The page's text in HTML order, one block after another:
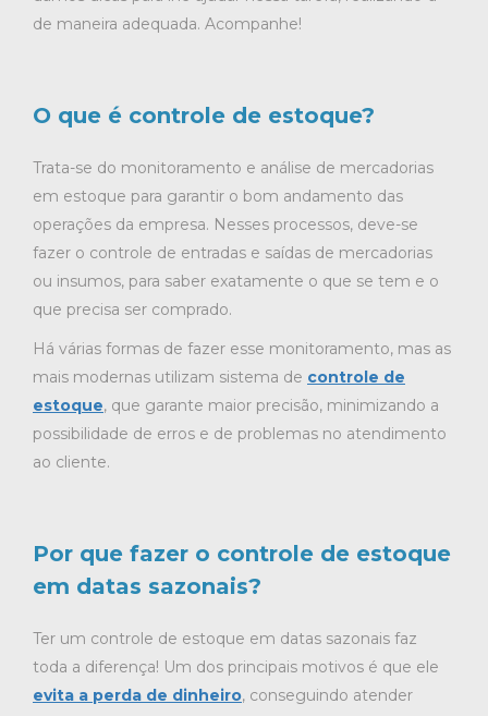
de maneira adequada. Acompanhe!
O que é controle de estoque?
Trata-se do monitoramento e análise de mercadorias
em estoque para garantir o bom andamento das
operações da empresa. Nesses processos, deve-se
fazer o controle de entradas e saídas de mercadorias
ou insumos, para saber exatamente o que se tem e o
que precisa ser comprado.
Há várias formas de fazer esse monitoramento, mas as
mais modernas utilizam sistema de controle de
estoque, que garante maior precisão, minimizando a
possibilidade de erros e de problemas no atendimento
ao cliente.
Por que fazer o controle de estoque
em datas sazonais?
Ter um controle de estoque em datas sazonais faz
toda a diferença! Um dos principais motivos é que ele
evita a perda de dinheiro, conseguindo atender